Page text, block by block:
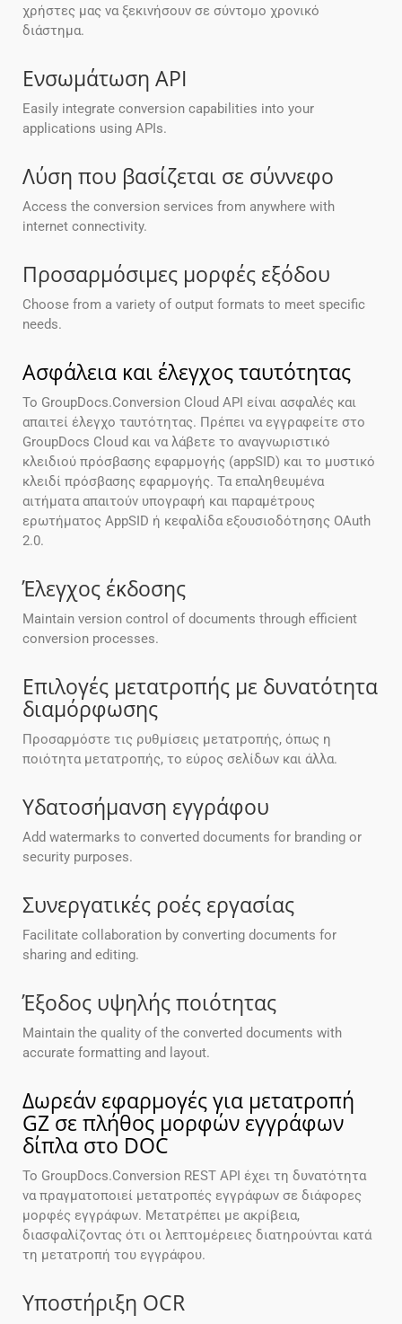
χρήστες μας να ξεκινήσουν σε σύντομο χρονικό
διάστημα.
Ενσωμάτωση API
Easily integrate conversion capabilities into your
applications using APIs.
Λύση που βασίζεται σε σύννεφο
Access the conversion services from anywhere with
internet connectivity.
Προσαρμόσιμες μορφές εξόδου
Choose from a variety of output formats to meet specific
needs.
Ασφάλεια και έλεγχος ταυτότητας
Το GroupDocs.Conversion Cloud API είναι ασφαλές και
απαιτεί έλεγχο ταυτότητας. Πρέπει να εγγραφείτε στο
GroupDocs Cloud και να λάβετε το αναγνωριστικό
κλειδιού πρόσβασης εφαρμογής (appSID) και το μυστικό
κλειδί πρόσβασης εφαρμογής. Τα επαληθευμένα
αιτήματα απαιτούν υπογραφή και παραμέτρους
ερωτήματος AppSID ή κεφαλίδα εξουσιοδότησης OAuth
2.0.
Έλεγχος έκδοσης
Maintain version control of documents through efficient
conversion processes.
Επιλογές μετατροπής με δυνατότητα
διαμόρφωσης
Προσαρμόστε τις ρυθμίσεις μετατροπής, όπως η
ποιότητα μετατροπής, το εύρος σελίδων και άλλα.
Υδατοσήμανση εγγράφου
Add watermarks to converted documents for branding or
security purposes.
Συνεργατικές ροές εργασίας
Facilitate collaboration by converting documents for
sharing and editing.
Έξοδος υψηλής ποιότητας
Maintain the quality of the converted documents with
accurate formatting and layout.
Δωρεάν εφαρμογές για μετατροπή
GZ σε πλήθος μορφών εγγράφων
δίπλα στο DOC
Το GroupDocs.Conversion REST API έχει τη δυνατότητα
να πραγματοποιεί μετατροπές εγγράφων σε διάφορες
μορφές εγγράφων. Μετατρέπει με ακρίβεια,
διασφαλίζοντας ότι οι λεπτομέρειες διατηρούνται κατά
τη μετατροπή του εγγράφου.
Υποστήριξη OCR